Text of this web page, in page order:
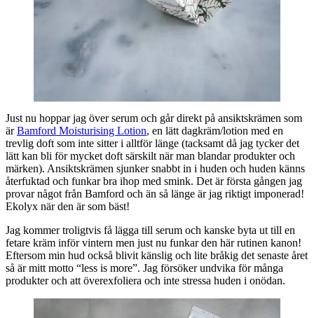
Just nu hoppar jag över serum och går direkt på ansiktskrämen som
ärBamford Moisturising Lotion, en lätt dagkräm/lotion med en
trevlig doft som inte sitter i alltför länge (tacksamt då jag tycker det
lätt kan bli för mycket doft särskilt när man blandar produkter och
märken). Ansiktskrämen sjunker snabbt in i huden och huden känns
återfuktad och funkar bra ihop med smink. Det är första gången jag
provar något från Bamford och än så länge är jag riktigt imponerad!
Ekolyx när den är som bäst!
Jag kommer troligtvis få lägga till serum och kanske byta ut till en
fetare kräm inför vintern men just nu funkar den här rutinen kanon!
Eftersom min hud också blivit känslig och lite bråkig det senaste året
så är mitt motto “less is more”. Jag försöker undvika för många
produkter och att överexfoliera och inte stressa huden i onödan.